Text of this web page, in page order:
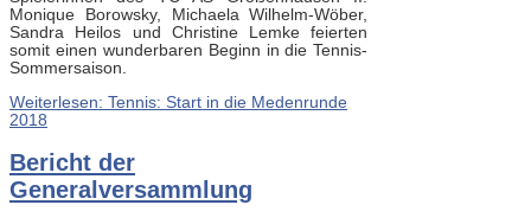
Monique Borowsky, Michaela Wilhelm-Wöber,
Sandra Heilos und Christine Lemke feierten
somit einen wunderbaren Beginn in die Tennis-
Sommersaison.
Weiterlesen: Tennis: Start in die Medenrunde
2018
Bericht der
Generalversammlung